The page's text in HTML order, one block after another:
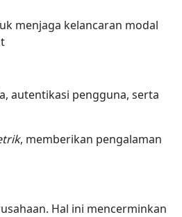
menjaga kelancaran modal
autentikasi pengguna, serta
, memberikan pengalaman
Hal ini mencerminkan